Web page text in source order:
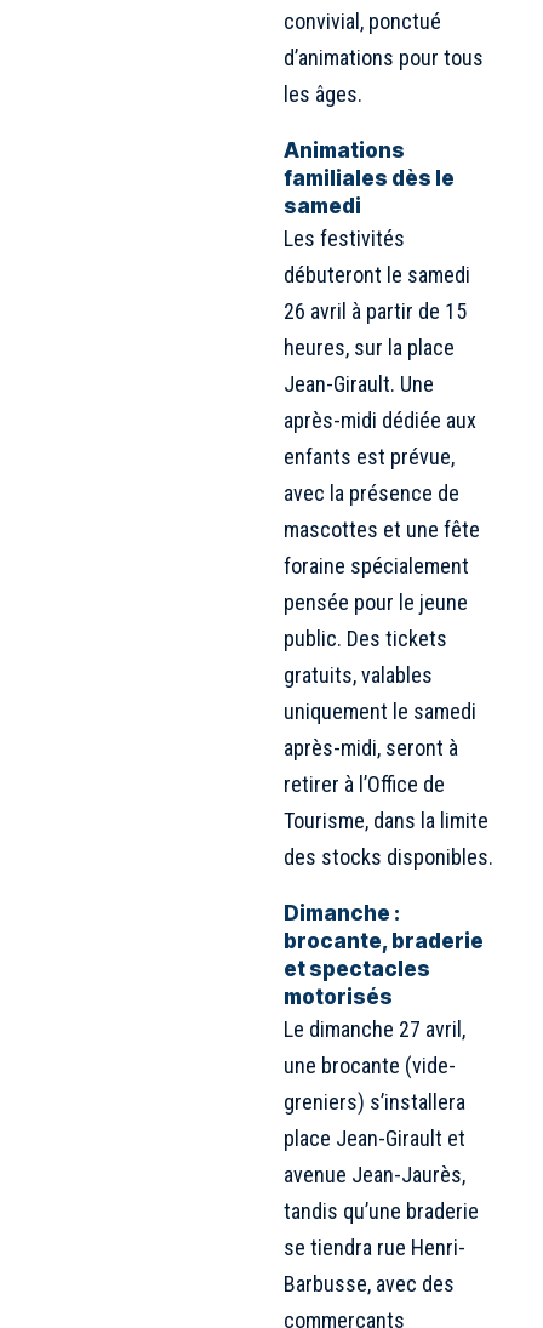
convivial, ponctué
d’animations pour tous
les âges.
Animations
familiales dès le
samedi
Les festivités
débuteront le samedi
26 avril à partir de 15
heures, sur la place
Jean-Girault. Une
après-midi dédiée aux
enfants est prévue,
avec la présence de
mascottes et une fête
foraine spécialement
pensée pour le jeune
public. Des tickets
gratuits, valables
uniquement le samedi
après-midi, seront à
retirer à l’Office de
Tourisme, dans la limite
des stocks disponibles.
Dimanche :
brocante, braderie
et spectacles
motorisés
Le dimanche 27 avril,
une brocante (vide-
greniers) s’installera
place Jean-Girault et
avenue Jean-Jaurès,
tandis qu’une braderie
se tiendra rue Henri-
Barbusse, avec des
commerçants